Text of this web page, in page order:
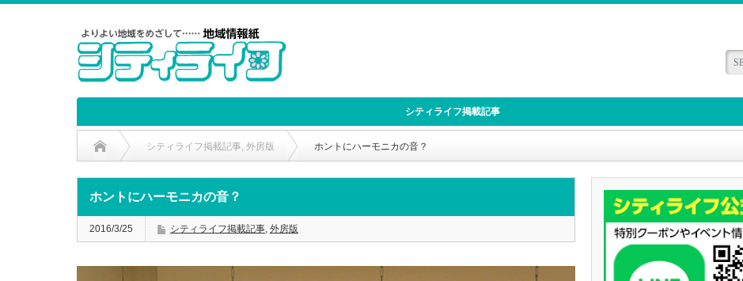
シティライフ掲載記事
シティライフ掲載記事, 外房版 ホントにハーモニカの音？
ホントにハーモニカの音？
2016/3/25 シティライフ掲載記事, 外房版